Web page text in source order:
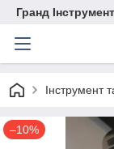
Гранд Інструмент
Інструмент
–10%